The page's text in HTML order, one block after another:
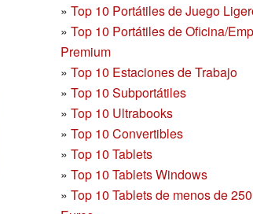
» Top 10 Portátiles de Juego
» Top 10 Portátiles de Oficina/
Premium
» Top 10 Estaciones de Trabajo
» Top 10 Subportátiles
» Top 10 Ultrabooks
» Top 10 Convertibles
» Top 10 Tablets
» Top 10 Tablets Windows
» Top 10 Tablets de menos de 250